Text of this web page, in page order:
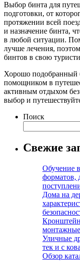
Выбор бинта для
подготовки, от
протяжении всей
и назначение бинта,
в любой ситуации.
лучше лечения,
бинтов в свою
Хорошо подобранный
помощником в
активным отдыхом
выбор и
Поиск
Свежие
Обучение
форматов,
Дома на
Уличные
тек и с
Обзор